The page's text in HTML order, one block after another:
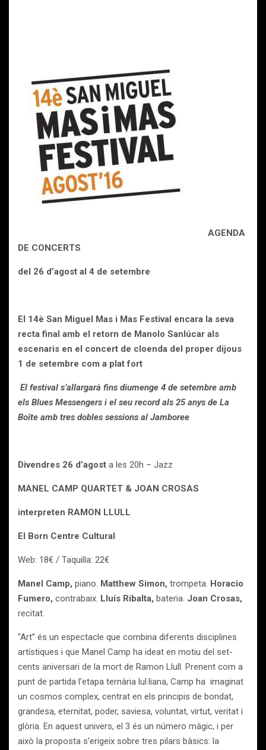
AGENDA
DE CONCERTS
del 26 d’agost al 4 de setembre
El 14è San Miguel Mas i Mas Festival encara la seva
recta final amb el retorn de Manolo Sanlúcar als
escenaris en el concert de cloenda del proper dijous
1 de setembre com a plat fort
El festival s’allargarà fins diumenge 4 de setembre amb
els Blues Messengers i el seu record als 25 anys de La
Boîte amb tres dobles sessions al Jamboree
Divendres 26 d’agost a les 20h – Jazz
MANEL CAMP QUARTET & JOAN CROSAS
interpreten RAMON LLULL
El Born Centre Cultural
Web: 18€ / Taquilla: 22€
Manel Camp, piano. Matthew Simon, trompeta. Horacio
Fumero, contrabaix. Lluís Ribalta, bateria. Joan Crosas,
recitat.
“Art” és un espectacle que combina diferents disciplines
artístiques i que Manel Camp ha ideat en motiu del set-
cents aniversari de la mort de Ramon Llull. Prenent com a
punt de partida l’etapa ternària lul·liana, Camp ha imaginat
un cosmos complex, centrat en els principis de bondat,
grandesa, eternitat, poder, saviesa, voluntat, virtut, veritat i
glòria. En aquest univers, el 3 és un número màgic, i per
això la proposta s’erigeix sobre tres pilars bàsics: la